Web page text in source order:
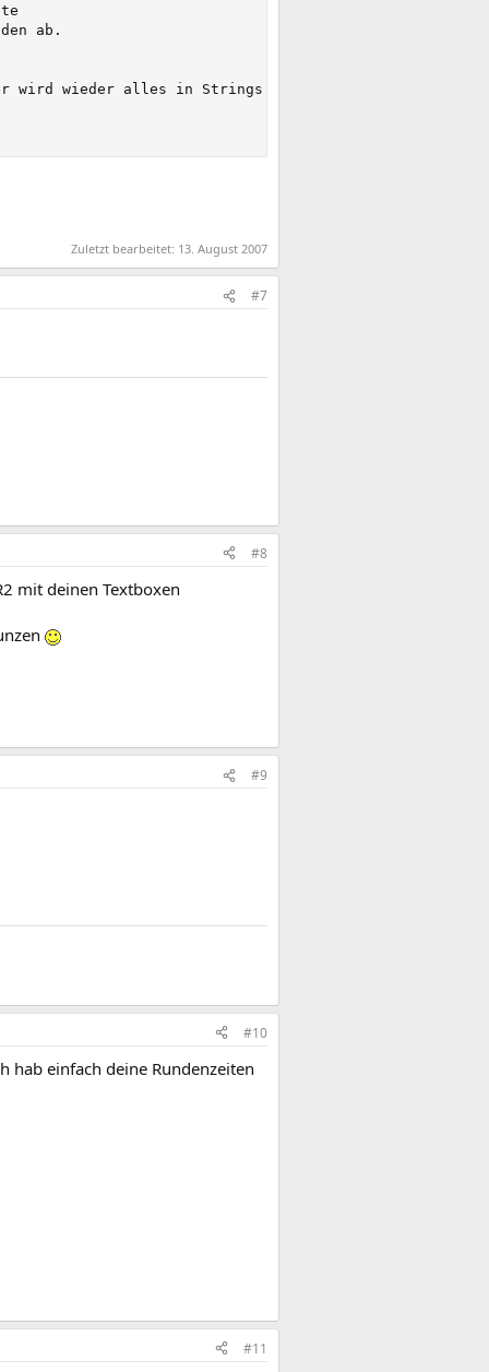
ab.
wird wieder alles in Strings umgewandelt, um es in
Zuletzt bearbeitet: 13. August 2007
#7
#8
mit deinen Textboxen
#9
#10
hab einfach deine Rundenzeiten
#11